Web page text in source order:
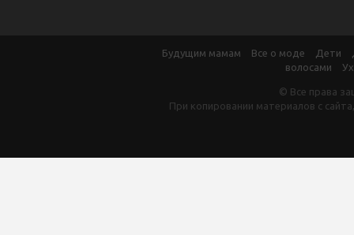
Будущим мамам Все о моде Дети
волосами
© Все права
При копировании материалов с